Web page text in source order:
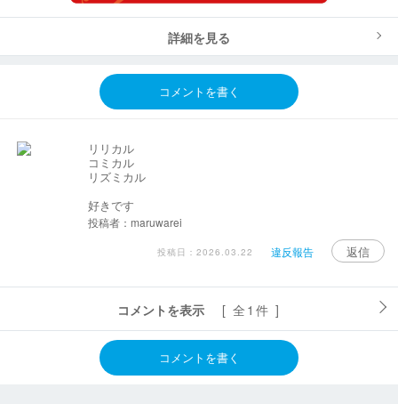
詳細を見る
コメントを書く
リリカル
コミカル
リズミカル
好きです
投稿者：maruwarei
投稿日：2026.03.22 違反報告 返信
コメントを表示 [ 全1件 ]
コメントを書く